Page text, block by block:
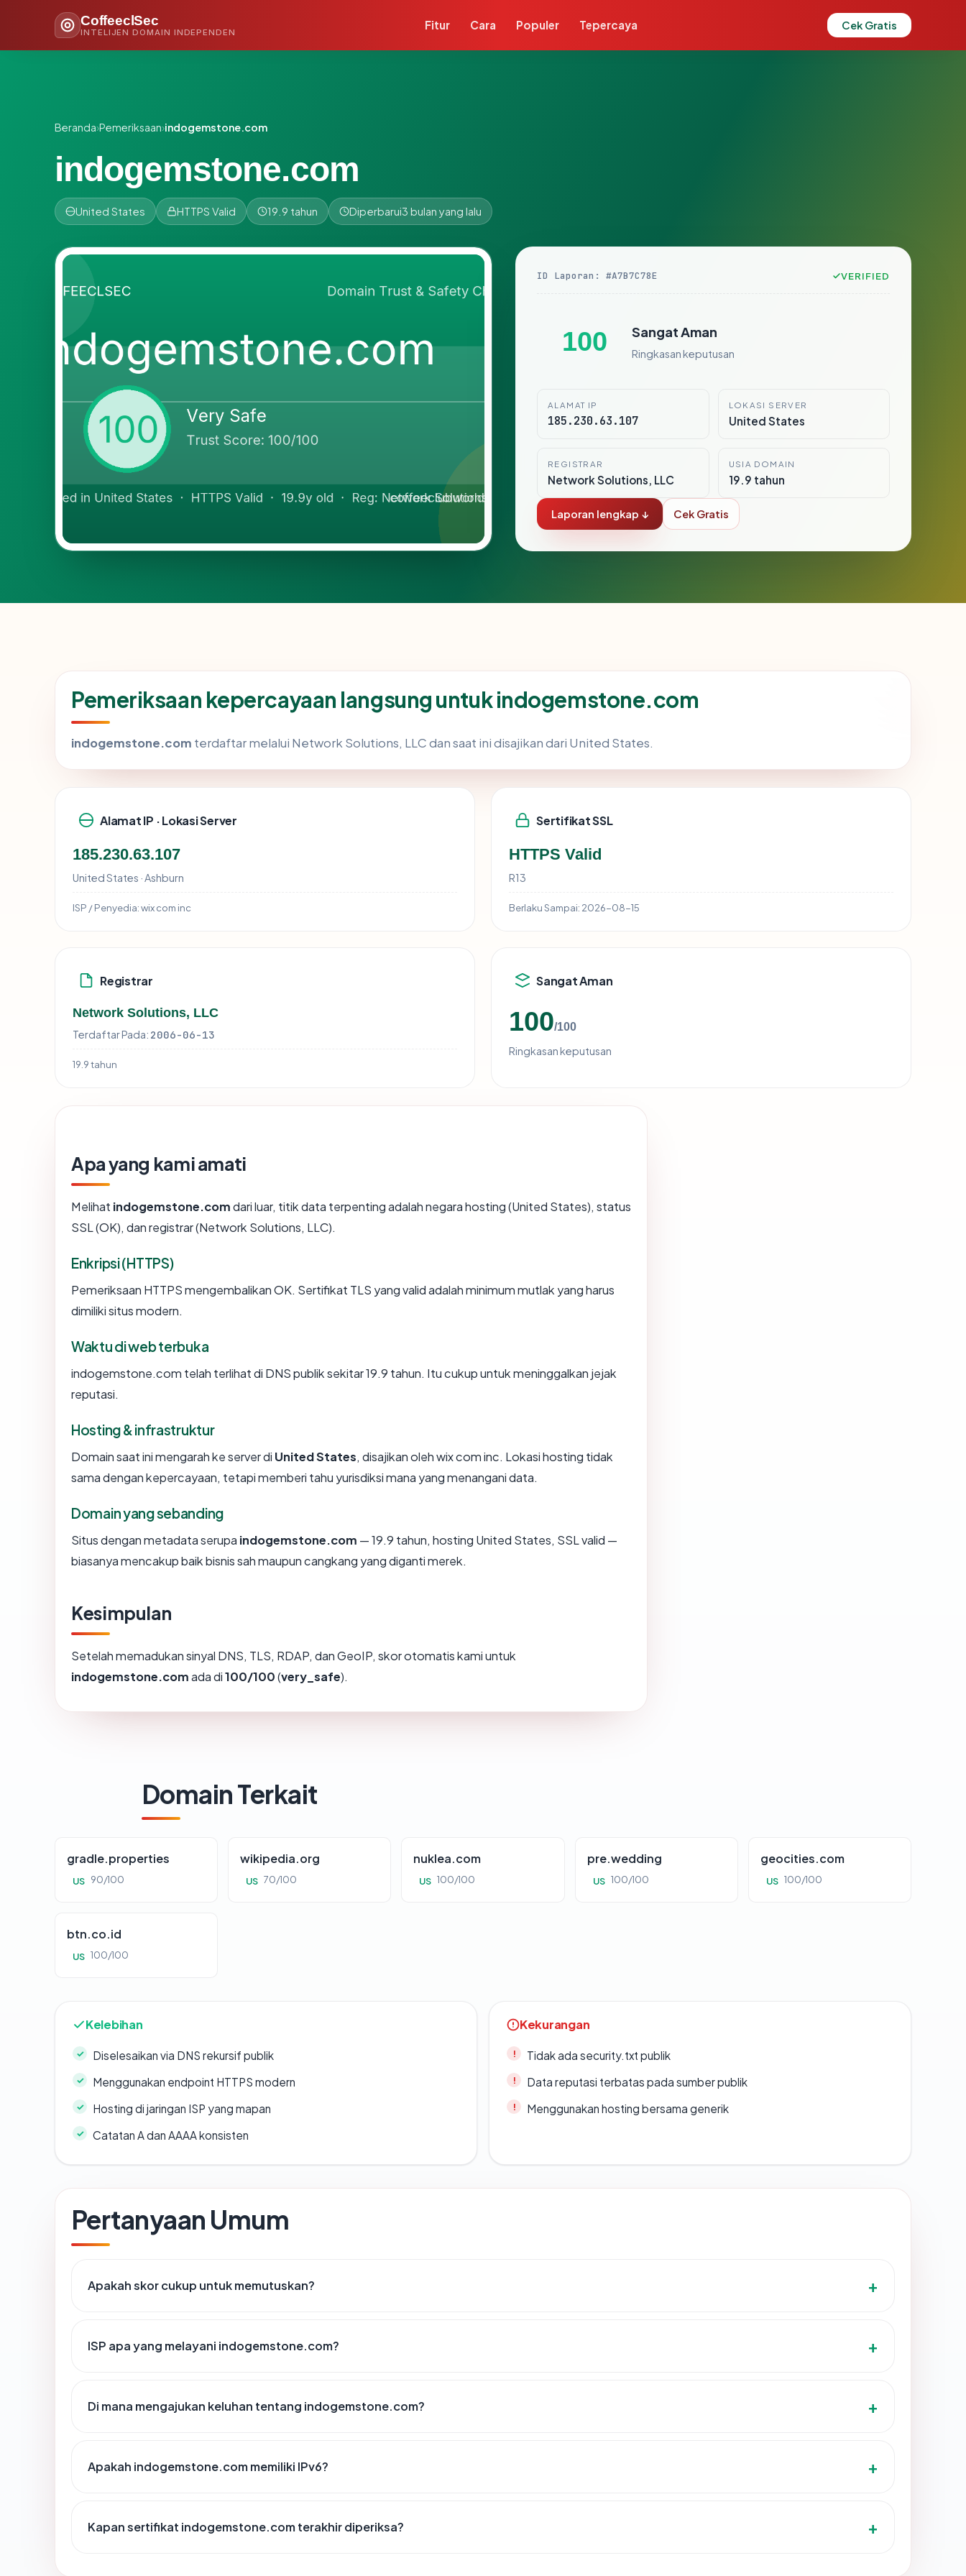
CoffeeclSec
INTELIJEN DOMAIN INDEPENDEN
Fitur Cara Populer Tepercaya Cek Gratis
Beranda›Pemeriksaan›indogemstone.com
indogemstone.com
United States HTTPS Valid 19.9 tahun Diperbarui3 bulan yang lalu
ID Laporan: #A7B7C78E VERIFIED
100 Sangat Aman
Ringkasan keputusan
ALAMAT IP
185.230.63.107
LOKASI SERVER
United States
REGISTRAR
Network Solutions, LLC
USIA DOMAIN
19.9 tahun
Laporan lengkap ↓ Cek Gratis
Pemeriksaan kepercayaan langsung untuk indogemstone.com
indogemstone.com terdaftar melalui Network Solutions, LLC dan saat ini disajikan dari United States.
Alamat IP · Lokasi Server
185.230.63.107
United States · Ashburn
ISP / Penyedia:wix com inc
Sertifikat SSL
HTTPS Valid
R13
Berlaku Sampai: 2026-08-15
Registrar
Network Solutions, LLC
Terdaftar Pada: 2006-06-13
19.9 tahun
Sangat Aman
100/100
Ringkasan keputusan
Apa yang kami amati
Melihat indogemstone.comdari luar, titik data terpenting adalah negara hosting (United States), status
SSL (OK), dan registrar (Network Solutions, LLC).
Enkripsi (HTTPS)
Pemeriksaan HTTPS mengembalikan OK. Sertifikat TLS yang valid adalah minimum mutlak yang harus
dimiliki situs modern.
Waktu di web terbuka
indogemstone.com telah terlihat di DNS publik sekitar 19.9 tahun. Itu cukup untuk meninggalkan jejak
reputasi.
Hosting & infrastruktur
Domain saat ini mengarah ke server di United States, disajikan oleh wix com inc. Lokasi hosting tidak
sama dengan kepercayaan, tetapi memberi tahu yurisdiksi mana yang menangani data.
Domain yang sebanding
Situs dengan metadata serupa indogemstone.com — 19.9 tahun, hosting United States, SSL valid —
biasanya mencakup baik bisnis sah maupun cangkang yang diganti merek.
Kesimpulan
Setelah memadukan sinyal DNS, TLS, RDAP, dan GeoIP, skor otomatis kami untuk
indogemstone.comada di100/100(very_safe).
Domain Terkait
gradle.properties
US 90/100
wikipedia.org
US 70/100
nuklea.com
US 100/100
pre.wedding
US 100/100
geocities.com
US 100/100
btn.co.id
US 100/100
Kelebihan
Diselesaikan via DNS rekursif publik
Menggunakan endpoint HTTPS modern
Hosting di jaringan ISP yang mapan
Catatan A dan AAAA konsisten
Kekurangan
Tidak ada security.txt publik
Data reputasi terbatas pada sumber publik
Menggunakan hosting bersama generik
Pertanyaan Umum
Apakah skor cukup untuk memutuskan?
ISP apa yang melayani indogemstone.com?
Di mana mengajukan keluhan tentang indogemstone.com?
Apakah indogemstone.com memiliki IPv6?
Kapan sertifikat indogemstone.com terakhir diperiksa?